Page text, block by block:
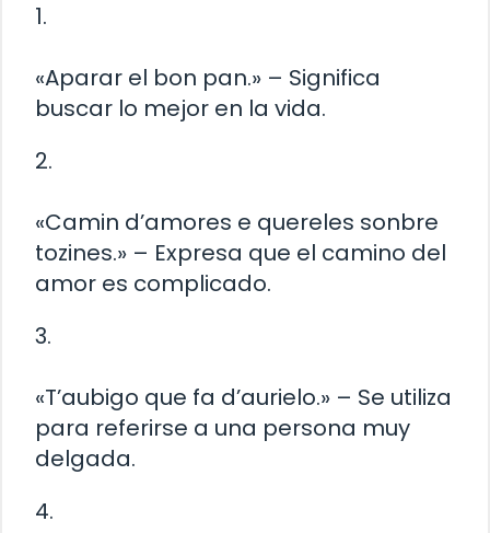
1.
«Aparar el bon pan.» – Significa
buscar lo mejor en la vida.
2.
«Camin d’amores e quereles sonbre
tozines.» – Expresa que el camino del
amor es complicado.
3.
«T’aubigo que fa d’aurielo.» – Se utiliza
para referirse a una persona muy
delgada.
4.